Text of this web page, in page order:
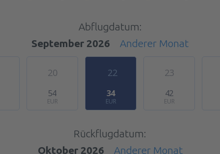
Abflugdatum:
September 2026
Anderer Monat
20
54
EUR
22
34
EUR
23
42
EUR
Rückflugdatum:
Oktober 2026
Anderer Monat